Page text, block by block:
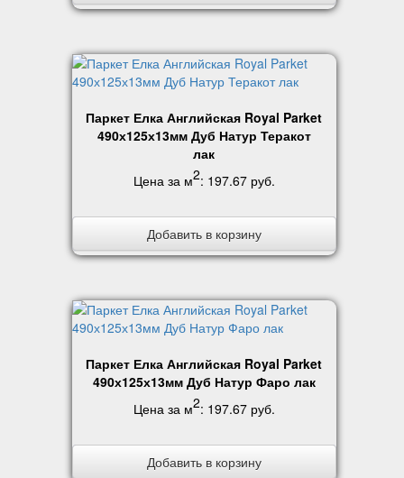
Паркет Елка Английская Royal Parket
490х125х13мм Дуб Натур Теракот
лак
Цена за м2: 197.67 руб.
Добавить в корзину
Паркет Елка Английская Royal Parket
490х125х13мм Дуб Натур Фаро лак
Цена за м2: 197.67 руб.
Добавить в корзину